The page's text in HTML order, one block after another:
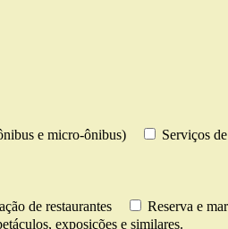
e micro-ônibus) Serviços
de restaurantes
Reserva e
exposições e similares.